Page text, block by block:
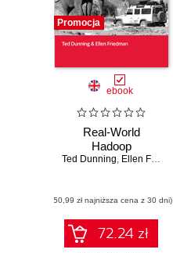
Promocja
ebook
Real-World
Hadoop
Ted Dunning, Ellen Friedman
(50,99 zł najniższa cena z 30 dni)
72.24 zł